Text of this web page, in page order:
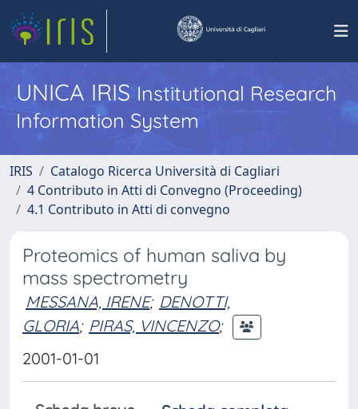
UNICA IRISInstitutional Research
Information System
IRIS
Catalogo Ricerca Università di Cagliari
4 Contributo in Atti di Convegno (Proceeding)
4.1 Contributo in Atti di convegno
Proteomics of human saliva by
mass spectrometry
MESSANA, IRENE; DENOTTI,
GLORIA; PIRAS, VINCENZO;
2001-01-01